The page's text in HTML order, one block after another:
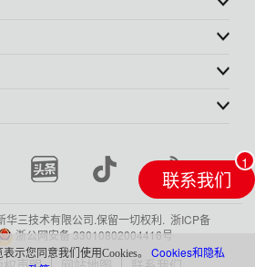
华三技术有限公司.保留一切权利. 浙ICP备
浙公网安备 33010802004416号
联系我们
示您同意我们使用Cookies。 Cookies和隐私